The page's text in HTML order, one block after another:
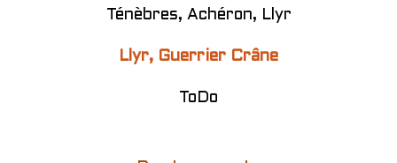
Ténèbres, Achéron, Llyr
Llyr, Guerrier Crâne
ToDo